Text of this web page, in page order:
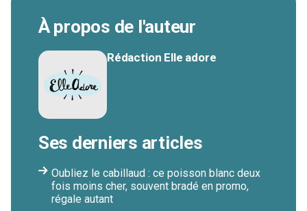
À propos de l'auteur
Rédaction Elle adore
Ses derniers articles
Oubliez le cabillaud : ce poisson blanc deux
fois moins cher, souvent bradé en promo,
régale autant